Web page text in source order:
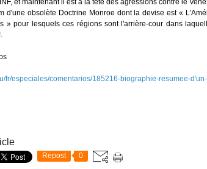
et maintenant il est à la tête des agressions contre le
d'une obsolète Doctrine Monroe dont la devise est «
» pour lesquels ces régions sont l'arrière-cour dans
fr/especiales/comentarios/185216-biographie-resumee-
Repost 0